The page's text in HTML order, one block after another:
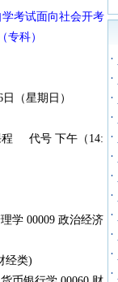
考试面向社会开考
专科）
（星期日）
程 代号 下午（14:
学 00009 政治经济
经类)
·
·
·
·
·
·
·
·
·
·
·
·